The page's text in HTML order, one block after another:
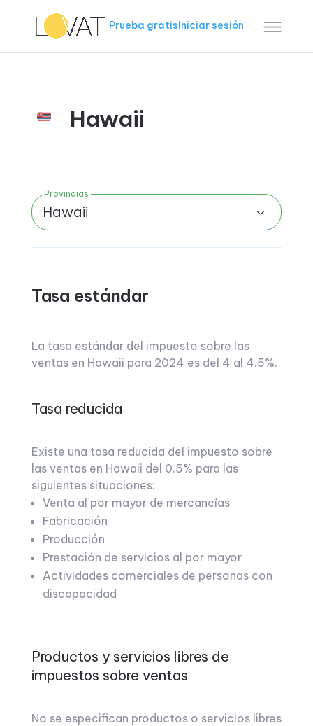
Prueba gratisIniciar sesión
Hawaii
Provincias
Hawaii
Tasa estándar
La tasa estándar del impuesto sobre las
ventas en Hawaii para 2024 es del 4 al 4.5%.
Tasa reducida
Existe una tasa reducida del impuesto sobre
las ventas en Hawaii del 0.5% para las
siguientes situaciones:
Venta al por mayor de mercancías
Fabricación
Producción
Prestación de servicios al por mayor
Actividades comerciales de personas con
discapacidad
Productos y servicios libres de
impuestos sobre ventas
No se especifican productos o servicios libres